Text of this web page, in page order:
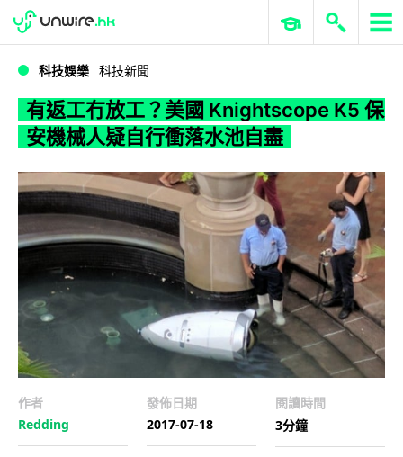
WWDC 2026 ERP 與商業 AI
科技娛樂 科技新聞
有返工冇放工？美國 Knightscope K5 保
安機械人疑自行衝落水池自盡
作者
Redding
發佈日期
2017-07-18
閱讀時間
3分鐘